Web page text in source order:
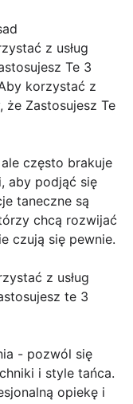
z usług
Te 3
korzystać z
że Zastosujesz Te
często brakuje
aby podjąć się
taneczne są
chcą rozwijać
czują się pewnie.
z usług
te 3
- pozwól się
i style tańca.
opiekę i